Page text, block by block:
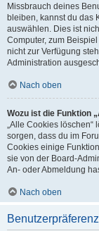
Missbrauch deines
bleiben, kannst du das
auswählen. Dies ist
Computer, zum
nicht zur Verfügung
Administration
Nach oben
Wozu ist die Funktion
„Alle Cookies löschen“
sorgen, dass du im
Cookies einige
sie von der Board-
An- oder Abmeldung
Nach oben